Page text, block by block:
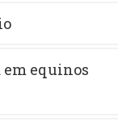
em equinos